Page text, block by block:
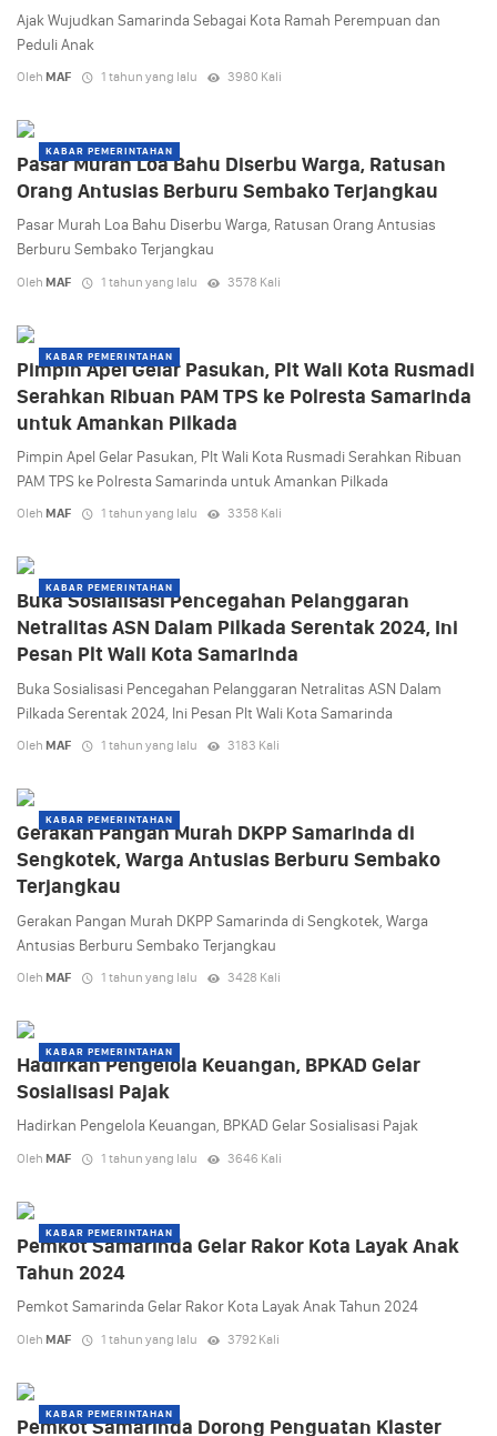
Ajak Wujudkan Samarinda Sebagai Kota Ramah Perempuan dan
Peduli Anak
Oleh MAF 1 tahun yang lalu 3980 Kali
KABAR PEMERINTAHAN
Pasar Murah Loa Bahu Diserbu Warga, Ratusan
Orang Antusias Berburu Sembako Terjangkau
Pasar Murah Loa Bahu Diserbu Warga, Ratusan Orang Antusias
Berburu Sembako Terjangkau
Oleh MAF 1 tahun yang lalu 3578 Kali
KABAR PEMERINTAHAN
Pimpin Apel Gelar Pasukan, Plt Wali Kota Rusmadi
Serahkan Ribuan PAM TPS ke Polresta Samarinda
untuk Amankan Pilkada
Pimpin Apel Gelar Pasukan, Plt Wali Kota Rusmadi Serahkan Ribuan
PAM TPS ke Polresta Samarinda untuk Amankan Pilkada
Oleh MAF 1 tahun yang lalu 3358 Kali
KABAR PEMERINTAHAN
Buka Sosialisasi Pencegahan Pelanggaran
Netralitas ASN Dalam Pilkada Serentak 2024, Ini
Pesan Plt Wali Kota Samarinda
Buka Sosialisasi Pencegahan Pelanggaran Netralitas ASN Dalam
Pilkada Serentak 2024, Ini Pesan Plt Wali Kota Samarinda
Oleh MAF 1 tahun yang lalu 3183 Kali
KABAR PEMERINTAHAN
Gerakan Pangan Murah DKPP Samarinda di
Sengkotek, Warga Antusias Berburu Sembako
Terjangkau
Gerakan Pangan Murah DKPP Samarinda di Sengkotek, Warga
Antusias Berburu Sembako Terjangkau
Oleh MAF 1 tahun yang lalu 3428 Kali
KABAR PEMERINTAHAN
Hadirkan Pengelola Keuangan, BPKAD Gelar
Sosialisasi Pajak
Hadirkan Pengelola Keuangan, BPKAD Gelar Sosialisasi Pajak
Oleh MAF 1 tahun yang lalu 3646 Kali
KABAR PEMERINTAHAN
Pemkot Samarinda Gelar Rakor Kota Layak Anak
Tahun 2024
Pemkot Samarinda Gelar Rakor Kota Layak Anak Tahun 2024
Oleh MAF 1 tahun yang lalu 3792 Kali
KABAR PEMERINTAHAN
Pemkot Samarinda Dorong Penguatan Klaster